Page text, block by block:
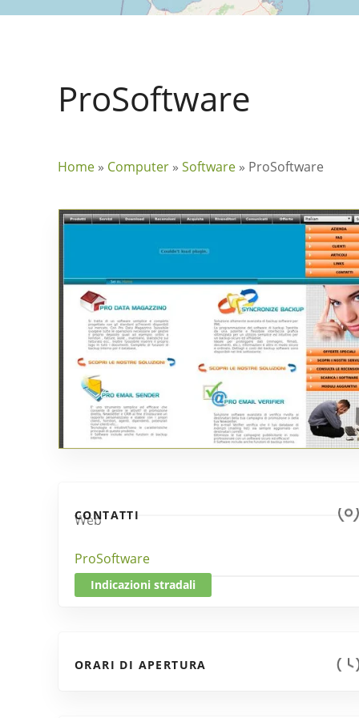
ProSoftware
Home » Computer » Software » ProSoftware
CONTATTI
Web
ProSoftware
Indicazioni stradali
ORARI DI APERTURA